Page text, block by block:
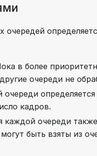
очередей
в более
очереди не
кадров.
очереди
быть взяты из